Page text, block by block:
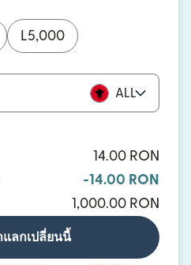
L5,000
ALL
14.00 RON
-14.00 RON
1,000.00 RON
แลกเปลี่ยนนี้